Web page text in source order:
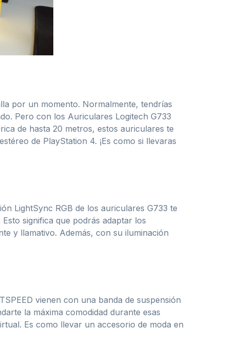
por un momento. Normalmente, tendrías
Pero con los Auriculares Logitech G733
de hasta 20 metros, estos auriculares te
de PlayStation 4. ¡Es como si llevaras
LightSync RGB de los auriculares G733 te
significa que podrás adaptar los
y llamativo. Además, con su iluminación
vienen con una banda de suspensión
la máxima comodidad durante esas
Es como llevar un accesorio de moda en